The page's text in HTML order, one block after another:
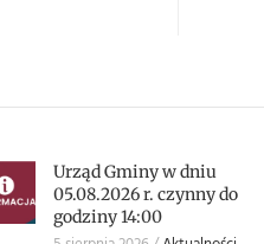
Urząd Gminy w dniu
05.08.2026 r. czynny do
godziny 14:00